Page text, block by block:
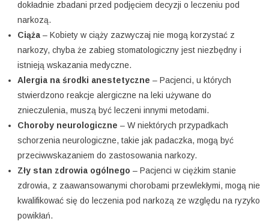
dokładnie zbadani przed podjęciem decyzji o leczeniu pod
narkozą.
Ciąża– Kobiety w ciąży zazwyczaj nie mogą korzystać z
narkozy, chyba że zabieg stomatologiczny jest niezbędny i
istnieją wskazania medyczne.
Alergia na środki anestetyczne – Pacjenci, u których
stwierdzono reakcje alergiczne na leki używane do
znieczulenia, muszą być leczeni innymi metodami.
Choroby neurologiczne – W niektórych przypadkach
schorzenia neurologiczne, takie jak padaczka, mogą być
przeciwwskazaniem do zastosowania narkozy.
Zły stan zdrowia ogólnego – Pacjenci w ciężkim stanie
zdrowia, z zaawansowanymi chorobami przewlekłymi, mogą nie
kwalifikować się do leczenia pod narkozą ze względu na ryzyko
powikłań.